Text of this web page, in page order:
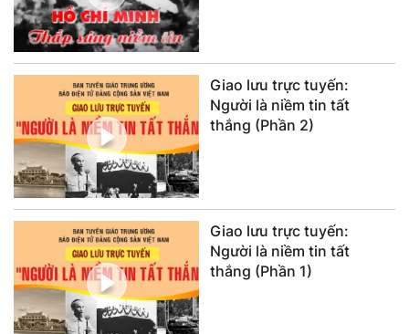
Giao lưu trực tuyến:
Người là niềm tin tất
thắng (Phần 2)
Giao lưu trực tuyến:
Người là niềm tin tất
thắng (Phần 1)